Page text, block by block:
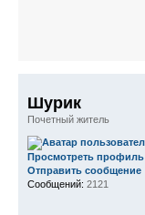
Шурик
Почетный житель
Просмотреть профиль
Отправить сообщение
Сообщений: 2121